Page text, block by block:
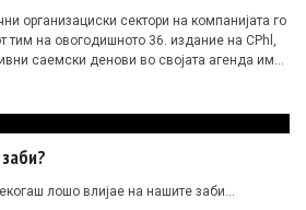
организациски сектори на компанијата го
тим на овогодишното 36. издание на CPhl,
саемски денови во својата агенда има
лошо влијае на нашите заби…